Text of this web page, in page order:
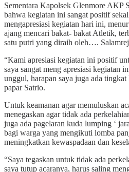
Sementara Kapolsek Glenmore AKP
bahwa kegiatan ini sangat positif
mengapresiasi kegiatan hari ini,
ajang mencari bakat- bakat Atletik,
satu putri yang diraih oleh….
“Kami apresiasi kegiatan ini positif
saya sangat meng apresiasi kegiatan
unggul, harapan saya juga ada
papar Satrio.
Untuk keamanan agar memuluskan
menegaskan agar tidak ada
juga ada pagelaran kuda lumping ‘
bagi warga yang mengikuti lomba
meningkatkan kewaspadaan dan
“Saya tegaskan untuk tidak ada
saya tutup acaranya, harus saling